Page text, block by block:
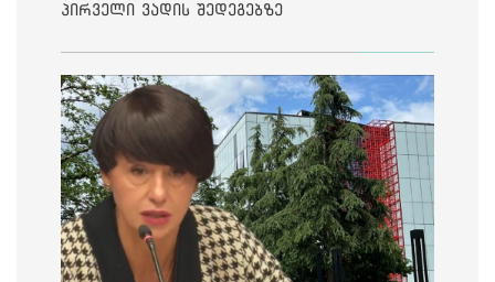
პირველი ვადის შედეგებზე